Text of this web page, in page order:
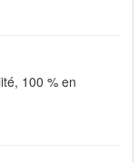
100 % en